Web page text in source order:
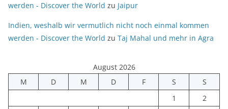
werden - Discover the World zu Jaipur
Indien, weshalb wir vermutlich nicht noch einmal kommen
werden - Discover the World zu Taj Mahal und mehr in Agra
August 2026
M
D M D F S
S
1
2